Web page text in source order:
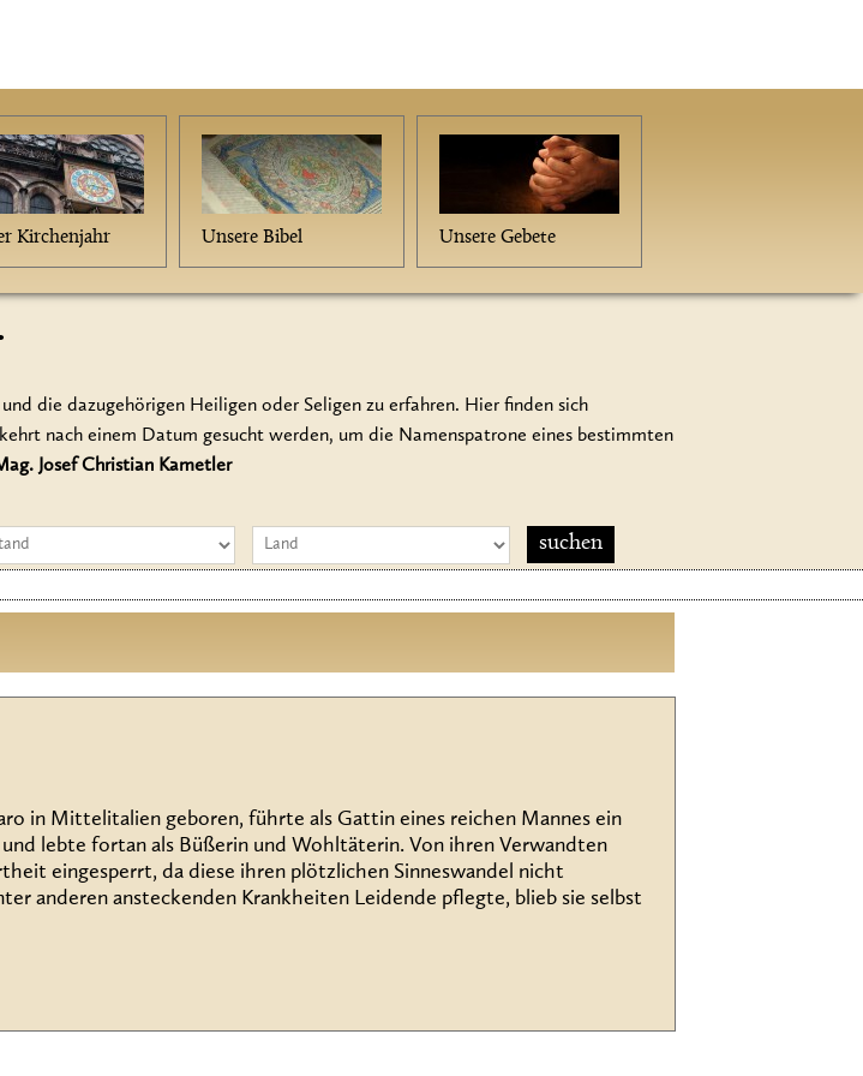
Kirchenjahr Unsere Bibel Unsere Gebete
die dazugehörigen Heiligen oder Seligen zu erfahren. Hier finden sich
nach einem Datum gesucht werden, um die Namenspatrone eines bestimmten
Josef Christian Kametler
in Mittelitalien geboren, führte als Gattin eines reichen Mannes ein
lebte fortan als Büßerin und Wohltäterin. Von ihren Verwandten
eingesperrt, da diese ihren plötzlichen Sinneswandel nicht
anderen ansteckenden Krankheiten Leidende pflegte, blieb sie selbst